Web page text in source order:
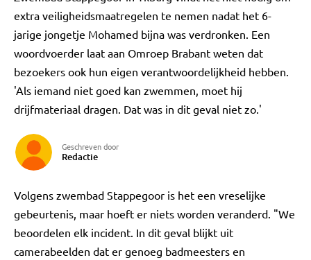
extra veiligheidsmaatregelen te nemen nadat het 6-
jarige jongetje Mohamed bijna was verdronken. Een
woordvoerder laat aan Omroep Brabant weten dat
bezoekers ook hun eigen verantwoordelijkheid hebben.
'Als iemand niet goed kan zwemmen, moet hij
drijfmateriaal dragen. Dat was in dit geval niet zo.'
Geschreven door
Redactie
Volgens zwembad Stappegoor is het een vreselijke
gebeurtenis, maar hoeft er niets worden veranderd. "We
beoordelen elk incident. In dit geval blijkt uit
camerabeelden dat er genoeg badmeesters en